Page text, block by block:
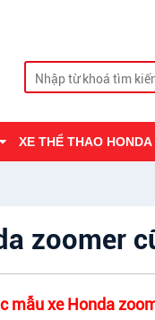
XE THỂ THAO HONDA
zoomer
mẫu xe Honda